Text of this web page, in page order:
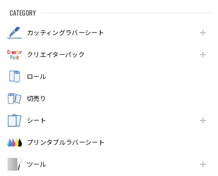
CATEGORY
カッティングラバーシート
クリエイターパック
ロール
切売り
シート
プリンタブルラバーシート
ツール